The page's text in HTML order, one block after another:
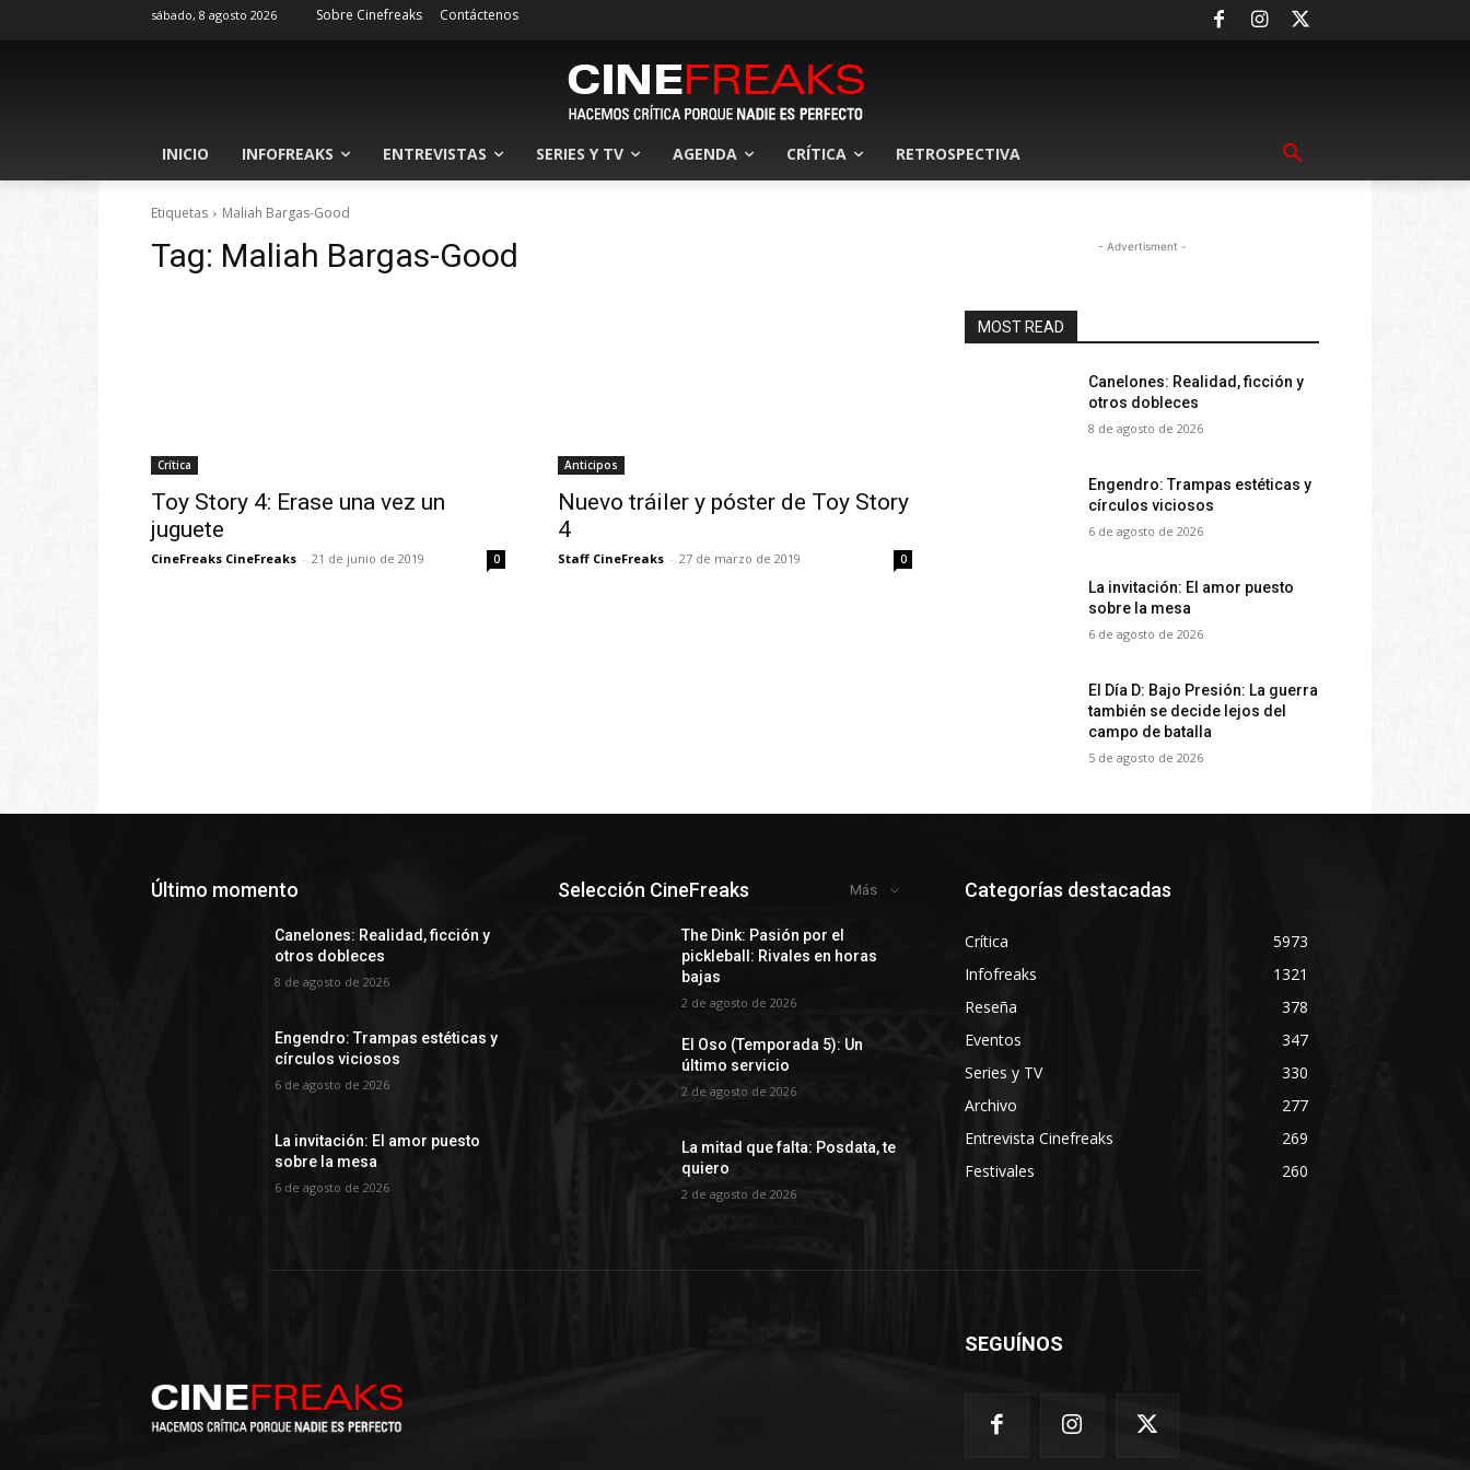
sábado, 8 agosto 2026 Sobre Cinefreaks Contáctenos
INICIO INFOFREAKS ENTREVISTAS SERIES Y TV AGENDA CRÍTICA RETROSPECTIVA
Etiquetas Maliah Bargas-Good
Tag: Maliah Bargas-Good
Crítica
Toy Story 4: Erase una vez un
juguete
CineFreaks CineFreaks - 21 de junio de 2019 0
Anticipos
Nuevo tráiler y póster de Toy Story
4
Staff CineFreaks - 27 de marzo de 2019 0
- Advertisment -
MOST READ
Canelones: Realidad, ficción y
otros dobleces
8 de agosto de 2026
Engendro: Trampas estéticas y
círculos viciosos
6 de agosto de 2026
La invitación: El amor puesto
sobre la mesa
6 de agosto de 2026
El Día D: Bajo Presión: La guerra
también se decide lejos del
campo de batalla
5 de agosto de 2026
Último momento
Canelones: Realidad, ficción y
otros dobleces
8 de agosto de 2026
Engendro: Trampas estéticas y
círculos viciosos
6 de agosto de 2026
La invitación: El amor puesto
sobre la mesa
6 de agosto de 2026
Selección CineFreaks Más
The Dink: Pasión por el
pickleball: Rivales en horas
bajas
2 de agosto de 2026
El Oso (Temporada 5): Un
último servicio
2 de agosto de 2026
La mitad que falta: Posdata, te
quiero
2 de agosto de 2026
Categorías destacadas
Crítica
5973
Infofreaks
1321
Reseña
378
Eventos
347
Series y TV
330
Archivo
277
Entrevista Cinefreaks
269
Festivales
260
SEGUÍNOS